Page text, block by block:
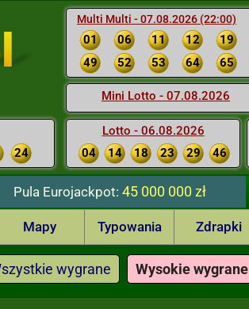
Multi Multi - 07.08.2026 (22:00)
01 06 11 12 19
49
52 53 64 65
Mini Lotto - 07.08.2026
Lotto - 06.08.2026
04
14 18 23 29 46
24
PulaEurojackpot: 45 000 000 zł
Mapy Typowania Zdrapki
wygrane Wysokie wygrane